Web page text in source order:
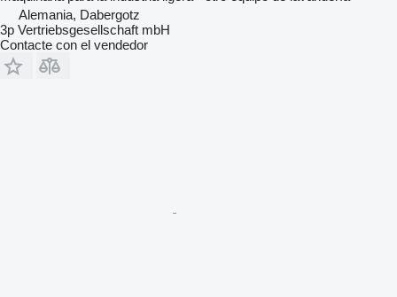
Alemania, Dabergotz
3p Vertriebsgesellschaft mbH
Contacte con el vendedor